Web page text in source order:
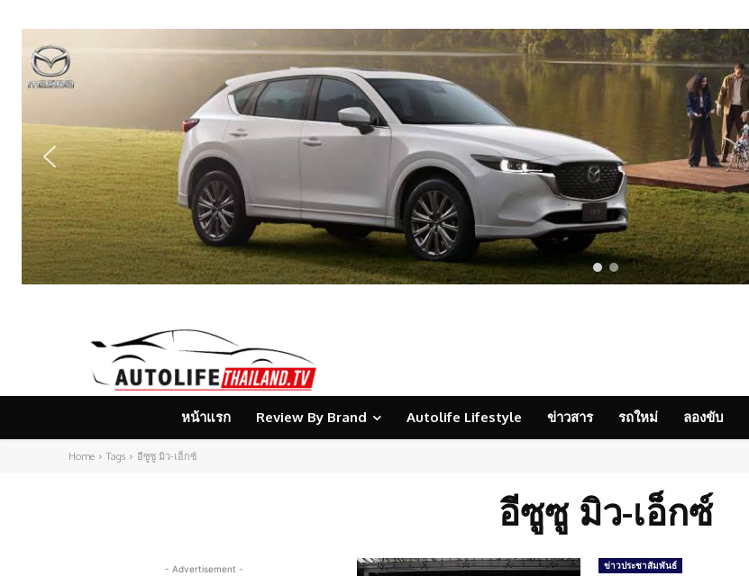
หน้าแรก Review By Brand Autolife Lifestyle ข่าวสาร รถใหม่ ลองขับ
Home Tags อีซูซู มิว-เอ็กซ์
อีซูซู มิว-เอ็กซ์
- Advertisement - ข่าวประชาสัมพันธ์